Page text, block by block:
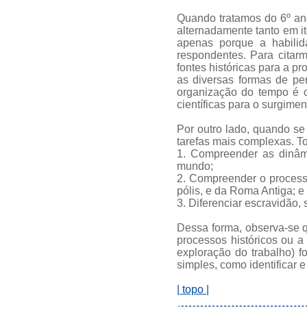
Quando tratamos do 6º
alternadamente tanto em
apenas porque a
respondentes. Para
fontes históricas para a
as diversas formas de
organização do tempo é
científicas para o
Por outro lado, quando
tarefas mais complexas.
1. Compreender as
mundo;
2. Compreender o
pólis, e da Roma Antiga; e
3. Diferenciar escravidão,
Dessa forma, observa-se
processos históricos ou
exploração do trabalho)
simples, como identificar
| topo |